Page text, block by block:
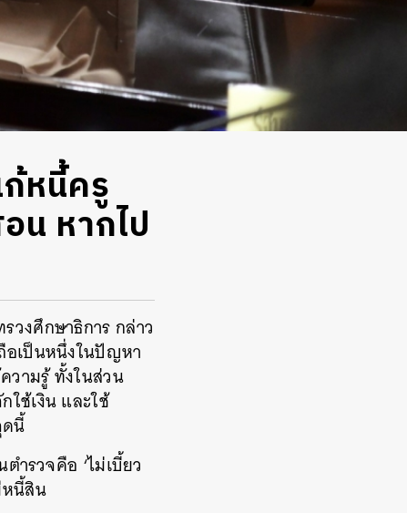
หนี้ครู
น หากไป
วงศึกษาธิการ กล่าว
อเป็นหนึ่งในปัญหา
วามรู้ ทั้งในส่วน
ช้เงิน และใช้
นี้
รวจคือ ‘ไม่เบี้ยว
หนี้สิน